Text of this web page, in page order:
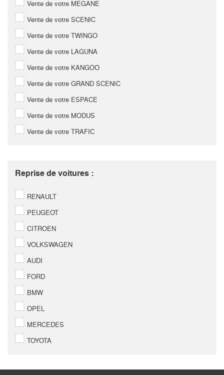
Vente de votre MEGANE
Vente de votre SCENIC
Vente de votre TWINGO
Vente de votre LAGUNA
Vente de votre KANGOO
Vente de votre GRAND SCENIC
Vente de votre ESPACE
Vente de votre MODUS
Vente de votre TRAFIC
Reprise de voitures :
RENAULT
PEUGEOT
CITROEN
VOLKSWAGEN
AUDI
FORD
BMW
OPEL
MERCEDES
TOYOTA